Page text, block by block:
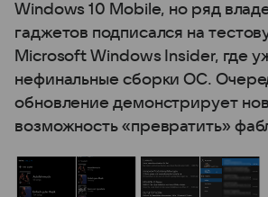
Windows 10 Mobile, но ряд
гаджетов подписался на
Microsoft Windows Insider, где
нефинальные сборки ОС.
обновление демонстрирует
возможность «превратить»